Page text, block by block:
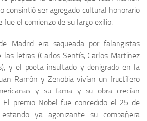
consintió ser agregado cultural honorario
fue el comienzo de su largo exilio.
Madrid era saqueada por falangistas
las letras (Carlos Sentís, Carlos Martínez
y el poeta insultado y denigrado en la
Ramón y Zenobia vivían un fructífero
y su fama y su obra crecían
El premio Nobel fue concedido el 25 de
ya agonizante su compañera